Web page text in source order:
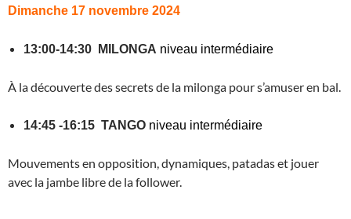
Dimanche 17 novembre 2024
13:00-14:30 MILONGA niveau intermédiaire
À la découverte des secrets de la milonga pour s’amuser en bal.
14:45 -16:15 TANGO niveau intermédiaire
Mouvements en opposition, dynamiques, patadas et jouer
avec la jambe libre de la follower.